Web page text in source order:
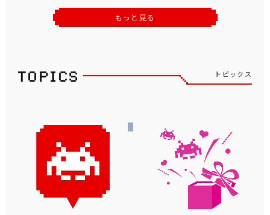
もっと見る
トピックス